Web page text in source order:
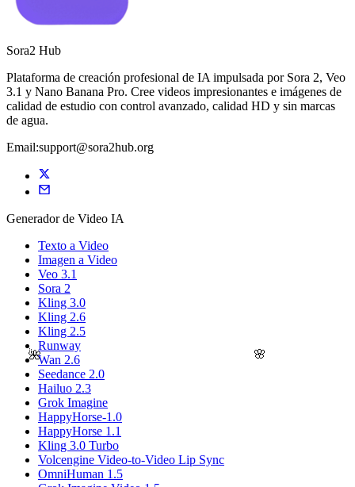
🌺 🌸
Sora2 Hub
Plataforma de creación profesional de IA impulsada por Sora 2, Veo
3.1 y Nano Banana Pro. Cree videos impresionantes e imágenes de
calidad de estudio con control avanzado, calidad HD y sin marcas
de agua.
Email:support@sora2hub.org
Generador de Video IA
Texto a Video
Imagen a Video
Veo 3.1
Sora 2
Kling 3.0
Kling 2.6
Kling 2.5
Runway
Wan 2.6
Seedance 2.0
Hailuo 2.3
Grok Imagine
HappyHorse-1.0
HappyHorse 1.1
Kling 3.0 Turbo
Volcengine Video-to-Video Lip Sync
OmniHuman 1.5